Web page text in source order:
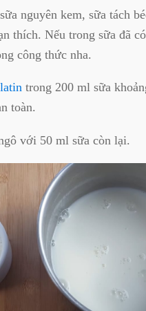
nguyên kem, sữa tách
thích. Nếu trong sữa đã
công thức nha.
trong 200 ml sữa
toàn.
với 50 ml sữa còn lại.